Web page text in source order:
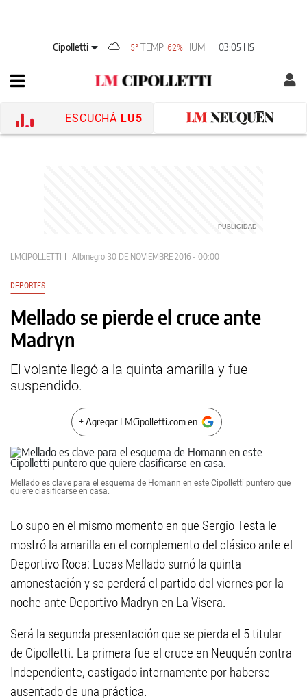
Cipolletti 5° TEMP 62% HUM 03:05 HS
ESCUCHÁ LU5
LMCIPOLLETTI Albinegro 30 DE NOVIEMBRE 2016 - 00:00
DEPORTES
Mellado se pierde el cruce ante
Madryn
El volante llegó a la quinta amarilla y fue
suspendido.
+ Agregar LMCipolletti.com en
Mellado es clave para el esquema de Homann en este Cipolletti puntero que
quiere clasificarse en casa.
Lo supo en el mismo momento en que Sergio Testa le
mostró la amarilla en el complemento del clásico ante el
Deportivo Roca: Lucas Mellado sumó la quinta
amonestación y se perderá el partido del viernes por la
noche ante Deportivo Madryn en La Visera.
Será la segunda presentación que se pierda el 5 titular
de Cipolletti. La primera fue el cruce en Neuquén contra
Independiente, castigado internamente por haberse
ausentado de una práctica.